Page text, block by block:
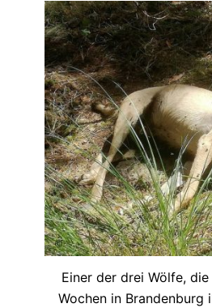
Einer der drei Wölfe,
Wochen in Brandenburg